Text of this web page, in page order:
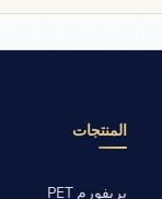
المنتجات
بريفورم PET